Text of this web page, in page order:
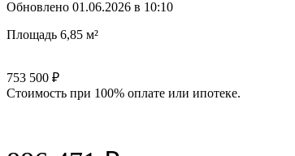
Обновлено 01.06.2026 в 10:10
Площадь 6,85 м²
753 500 ₽
Стоимость при 100% оплате или ипотеке.